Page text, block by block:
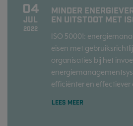
04
JUL
2022
MINDER
EN UITSTOOT MET
ISO 50001:
eisen met
organisaties bij het
efficiënter en effectiever
LEES MEER